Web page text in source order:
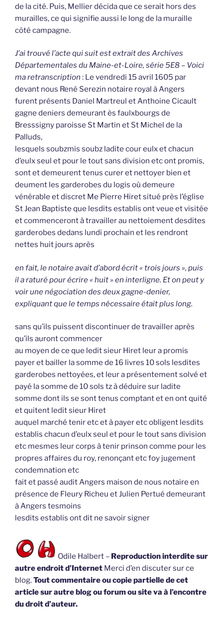
de la cité. Puis, Mellier décida que ce serait hors des
murailles, ce qui signifie aussi le long de la muraille
côté campagne.
J’ai trouvé l’acte qui suit est extrait des Archives
Départementales du Maine-et-Loire, série 5E8 – Voici
ma retranscription : Le vendredi 15 avril 1605 par
devant nous René Serezin notaire royal à Angers
furent présents Daniel Martreul et Anthoine Cicault
gagne deniers demeurant ès faulxbourgs de
Bresssigny paroisse St Martin et St Michel de la
Palluds,
lesquels soubzmis soubz ladite cour eulx et chacun
d’eulx seul et pour le tout sans division etc ont promis,
sont et demeurent tenus curer et nettoyer bien et
deument les garderobes du logis où demeure
vénérable et discret Me Pierre Hiret situé près l’église
St Jean Baptiste que lesdits establis ont veue et visitée
et commenceront à travailler au nettoiement desdites
garderobes dedans lundi prochain et les rendront
nettes huit jours après
en fait, le notaire avait d’abord écrit « trois jours », puis
il a raturé pour écrire « huit » en interligne. Et on peut y
voir une négociation des deux gagne-denier,
expliquant que le temps nécessaire était plus long.
sans qu’ils puissent discontinuer de travailler après
qu’ils auront commencer
au moyen de ce que ledit sieur Hiret leur a promis
payer et bailler la somme de 16 livres 10 sols lesdites
garderobes nettoyées, et leur a présentement solvé et
payé la somme de 10 sols tz à déduire sur ladite
somme dont ils se sont tenus comptant et en ont quité
et quitent ledit sieur Hiret
auquel marché tenir etc et à payer etc obligent lesdits
establis chacun d’eulx seul et pour le tout sans division
etc mesmes leur corps à tenir prinson comme pour les
propres affaires du roy, renonçant etc foy jugement
condemnation etc
fait et passé audit Angers maison de nous notaire en
présence de Fleury Richeu et Julien Pertué demeurant
à Angers tesmoins
lesdits establis ont dit ne savoir signer
Odile Halbert – Reproduction interdite sur
autre endroit d’Internet Merci d’en discuter sur ce
blog.Tout commentaire ou copie partielle de cet
article sur autre blog ou forum ou site va à l’encontre
du droit d’auteur.